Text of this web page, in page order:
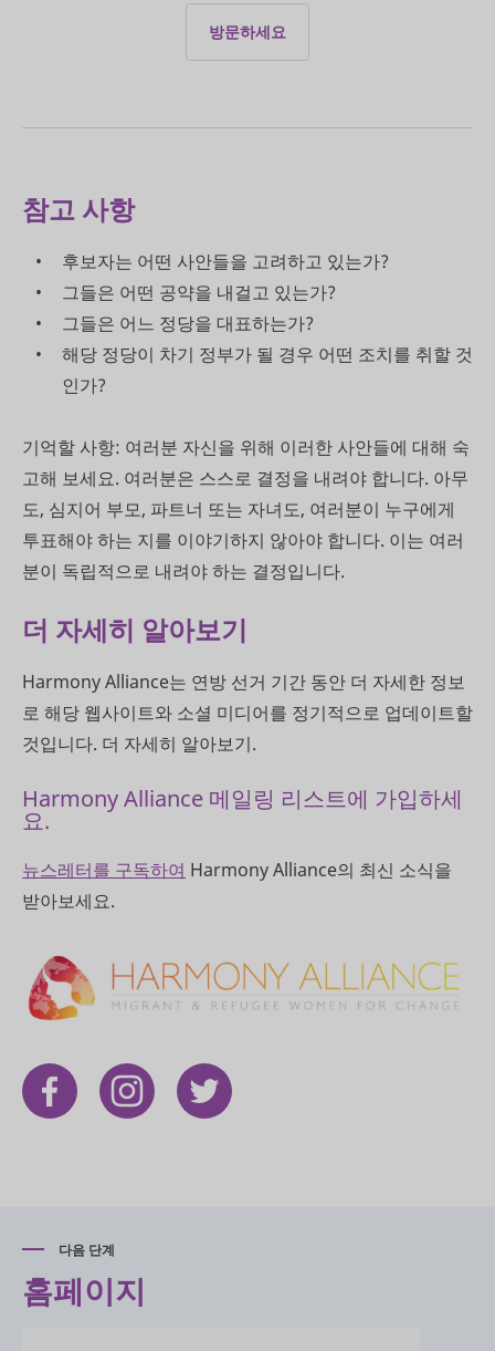
방문하세요
참고 사항
후보자는 어떤 사안들을 고려하고 있는가?
그들은 어떤 공약을 내걸고 있는가?
그들은 어느 정당을 대표하는가?
해당 정당이 차기 정부가 될 경우 어떤 조치를 취할 것
인가?
기억할 사항: 여러분 자신을 위해 이러한 사안들에 대해 숙
고해 보세요. 여러분은 스스로 결정을 내려야 합니다. 아무
도, 심지어 부모, 파트너 또는 자녀도, 여러분이 누구에게
투표해야 하는 지를 이야기하지 않아야 합니다. 이는 여러
분이 독립적으로 내려야 하는 결정입니다.
더 자세히 알아보기
Harmony Alliance는 연방 선거 기간 동안 더 자세한 정보
로 해당 웹사이트와 소셜 미디어를 정기적으로 업데이트할
것입니다. 더 자세히 알아보기.
Harmony Alliance 메일링 리스트에 가입하세
요.
뉴스레터를 구독하여 Harmony Alliance의 최신 소식을
받아보세요.
다음 단계
홈페이지